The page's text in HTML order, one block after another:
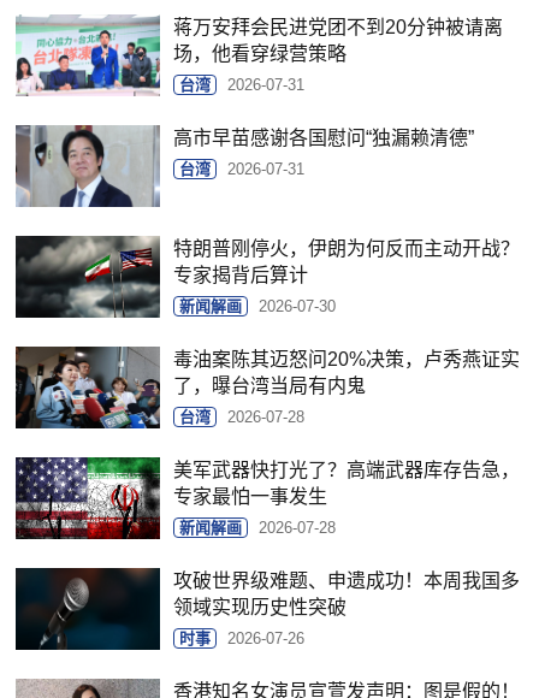
蒋万安拜会民进党团不到20分钟被请离
场，他看穿绿营策略
台湾 2026-07-31
高市早苗感谢各国慰问“独漏赖清德”
台湾 2026-07-31
特朗普刚停火，伊朗为何反而主动开战？
专家揭背后算计
新闻解画 2026-07-30
毒油案陈其迈怒问20%决策，卢秀燕证实
了，曝台湾当局有内鬼
台湾 2026-07-28
美军武器快打光了？高端武器库存告急，
专家最怕一事发生
新闻解画 2026-07-28
攻破世界级难题、申遗成功！本周我国多
领域实现历史性突破
时事 2026-07-26
香港知名女演员宣萱发声明：图是假的！